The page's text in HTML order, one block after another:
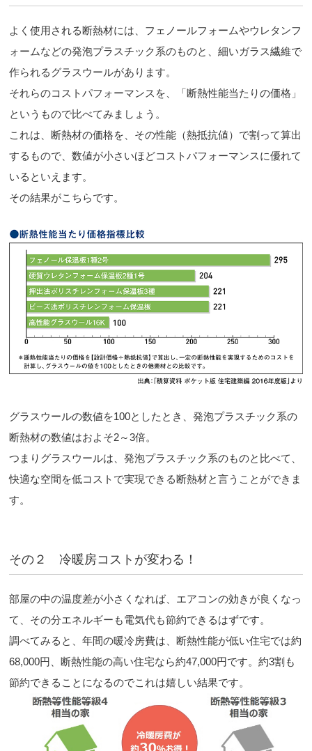
よく使用される断熱材には、フェノールフォームやウレタンフ
ォームなどの発泡プラスチック系のものと、細いガラス繊維で
作られるグラスウールがあります。
それらのコストパフォーマンスを、「断熱性能当たりの価格」
というもので比べてみましょう。
これは、断熱材の価格を、その性能（熱抵抗値）で割って算出
するもので、数値が小さいほどコストパフォーマンスに優れて
いるといえます。
その結果がこちらです。
グラスウールの数値を100としたとき、発泡プラスチック系の
断熱材の数値はおよそ2～3倍。
つまりグラスウールは、発泡プラスチック系のものと比べて、
快適な空間を低コストで実現できる断熱材と言うことができま
す。
その２ 冷暖房コストが変わる！
部屋の中の温度差が小さくなれば、エアコンの効きが良くなっ
て、その分エネルギーも電気代も節約できるはずです。
調べてみると、年間の暖冷房費は、断熱性能が低い住宅では約
68,000円、断熱性能の高い住宅なら約47,000円です。約3割も
節約できることになるのでこれは嬉しい結果です。